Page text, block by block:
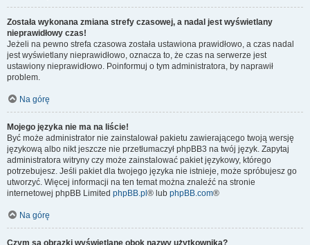
Została wykonana zmiana strefy czasowej, a nadal jest wyświetlany
nieprawidłowy czas!
Jeżeli na pewno strefa czasowa została ustawiona prawidłowo, a czas nadal
jest wyświetlany nieprawidłowo, oznacza to, że czas na serwerze jest
ustawiony nieprawidłowo. Poinformuj o tym administratora, by naprawił
problem.
Na górę
Mojego języka nie ma na liście!
Być może administrator nie zainstalował pakietu zawierającego twoją wersję
językową albo nikt jeszcze nie przetłumaczył phpBB3 na twój język. Zapytaj
administratora witryny czy może zainstalować pakiet językowy, którego
potrzebujesz. Jeśli pakiet dla twojego języka nie istnieje, może spróbujesz go
utworzyć. Więcej informacji na ten temat można znaleźć na stronie
internetowej phpBB Limited phpBB.pl ® lub phpBB.com®
Na górę
Czym są obrazki wyświetlane obok nazwy użytkownika?